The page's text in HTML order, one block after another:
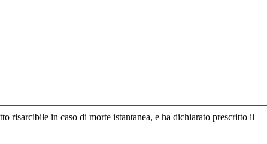
risarcibile in caso di morte istantanea, e ha dichiarato prescritto il